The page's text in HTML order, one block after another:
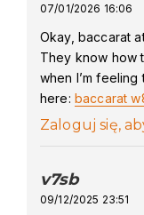
07/01/2026 16:06
Okay, baccarat
They know how
when I’m
here: baccarat
Zaloguj się,
v7sbsays:
09/12/2025 23:51